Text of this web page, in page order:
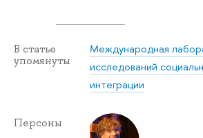
В статье
упомянуты
Международная
исследований
интеграции
Персоны